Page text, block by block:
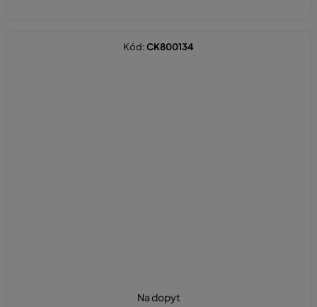
Na dopyt
Kód:CK800134